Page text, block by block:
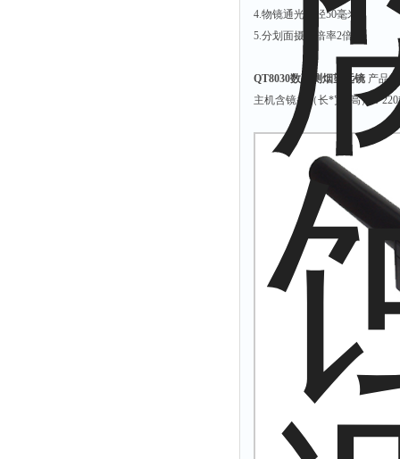
4.物镜通光孔径50毫米；
5.分划面摄像倍率2倍；
QT8030数码测烟望远镜 产品
主机含镜头（长*宽*高）：